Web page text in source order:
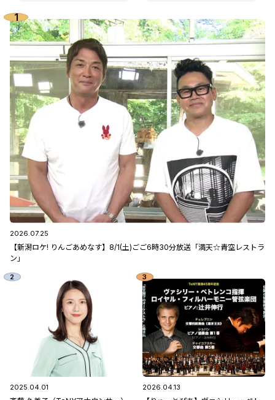
2026.07.25
【新潟ロケ! りんごあめなす】8/1(土)ごご6時30分放送「満天☆青空レストラ
ン」
2025.04.01 2026.04.13